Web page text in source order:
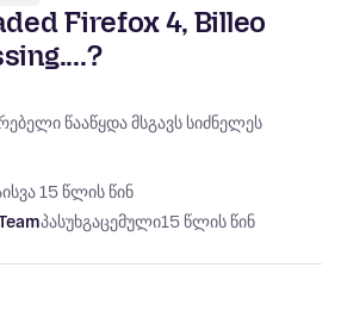
Firefox 4, Billeo
წააწყდა მსგავს სიძნელეს
15 წლის წინ
პასუხგაცემული15 წლის წინ